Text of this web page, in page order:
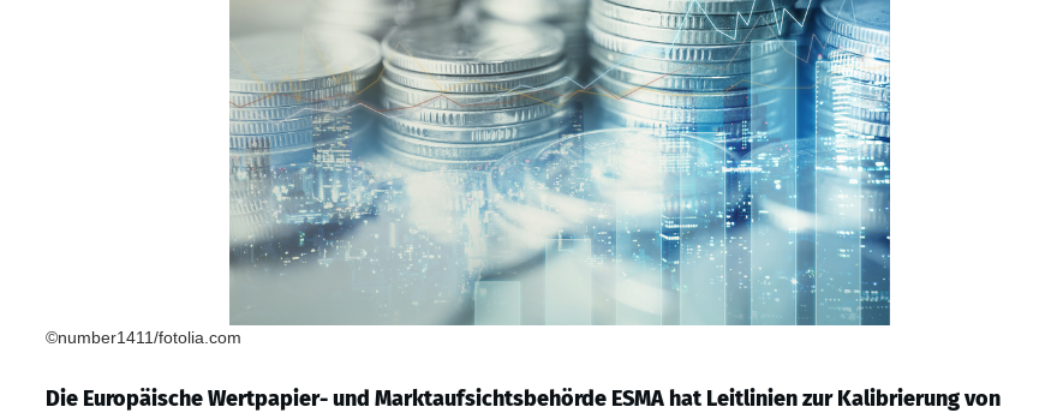
©number1411/fotolia.com
Die Europäische Wertpapier- und Marktaufsichtsbehörde ESMA hat Leitlinien zur Kalibrierung von